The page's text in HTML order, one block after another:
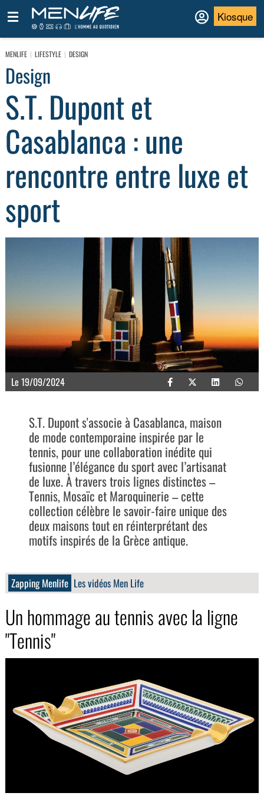
Kiosque
MENLIFE LIFESTYLE DESIGN
Design
S.T. Dupont et
Casablanca : une
rencontre entre luxe et
sport
Le 19/09/2024
S.T. Dupont s'associe à Casablanca, maison
de mode contemporaine inspirée par le
tennis, pour une collaboration inédite qui
fusionne l’élégance du sport avec l’artisanat
de luxe. À travers trois lignes distinctes –
Tennis, Mosaïc et Maroquinerie – cette
collection célèbre le savoir-faire unique des
deux maisons tout en réinterprétant des
motifs inspirés de la Grèce antique.
Zapping Menlife Les vidéos Men Life
Un hommage au tennis avec la ligne
"Tennis"